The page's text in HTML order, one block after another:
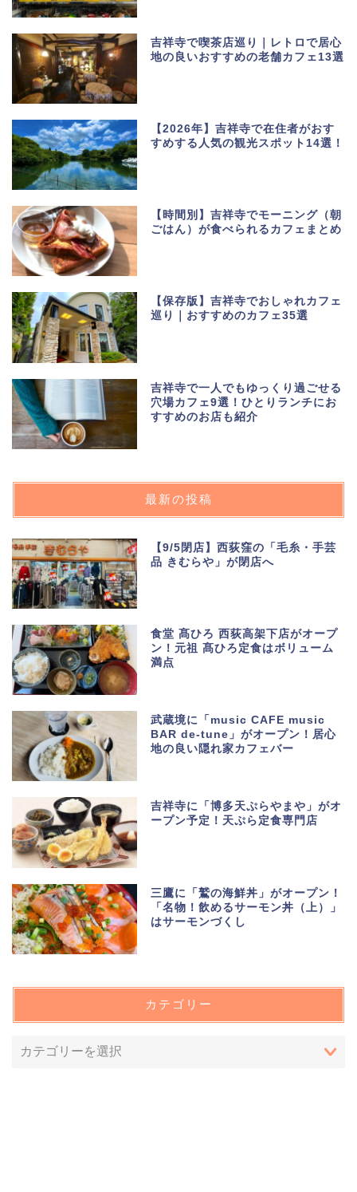
吉祥寺で喫茶店巡り｜レトロで居心
地の良いおすすめの老舗カフェ13選
【2026年】吉祥寺で在住者がおす
すめする人気の観光スポット14選！
【時間別】吉祥寺でモーニング（朝
ごはん）が食べられるカフェまとめ
【保存版】吉祥寺でおしゃれカフェ
巡り｜おすすめのカフェ35選
吉祥寺で一人でもゆっくり過ごせる
穴場カフェ9選！ひとりランチにお
すすめのお店も紹介
最新の投稿
【9/5閉店】西荻窪の「毛糸・手芸
品 きむらや」が閉店へ
食堂 髙ひろ 西荻高架下店がオープ
ン！元祖 髙ひろ定食はボリューム
満点
武蔵境に「music CAFE music
BAR de-tune」がオープン！居心
地の良い隠れ家カフェバー
吉祥寺に「博多天ぷらやまや」がオ
ープン予定！天ぷら定食専門店
三鷹に「鷲の海鮮丼」がオープン！
「名物！飲めるサーモン丼（上）」
はサーモンづくし
カテゴリー